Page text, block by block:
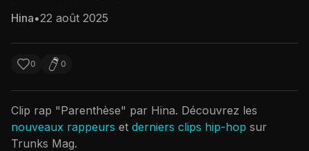
Hina•22 août 2025
0 0
Clip rap "Parenthèse" par Hina. Découvrez les
nouveaux rappeurs et derniers clips hip-hop sur
Trunks Mag.